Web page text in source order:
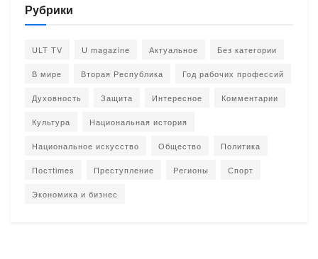
Рубрики
ULT TV U magazine Актуальное Без категории
В мире Вторая Республика Год рабочих профессий
Духовность Защита Интересное Комментарии
Культура Национальная история
Национальное искусство Общество Политика
Постtimes Преступление Регионы Спорт
Экономика и бизнес